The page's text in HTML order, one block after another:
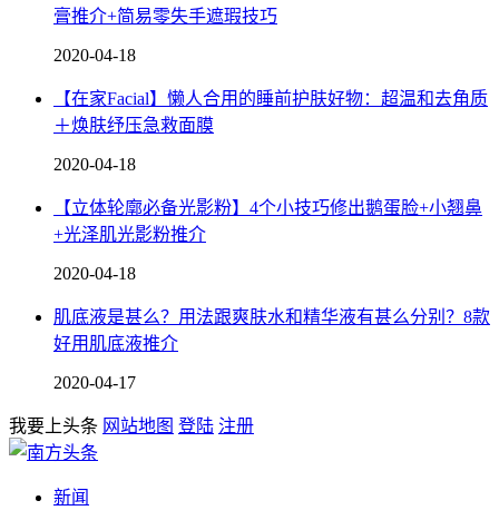
膏推介+简易零失手遮瑕技巧
2020-04-18
【在家Facial】懒人合用的睡前护肤好物：超温和去角质
＋焕肤纾压急救面膜
2020-04-18
【立体轮廓必备光影粉】4个小技巧修出鹅蛋脸+小翘鼻
+光泽肌光影粉推介
2020-04-18
肌底液是甚么？用法跟爽肤水和精华液有甚么分别？8款
好用肌底液推介
2020-04-17
我要上头条 网站地图 登陆 注册
新闻